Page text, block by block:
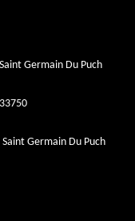
Germain Du Puch
Germain Du Puch